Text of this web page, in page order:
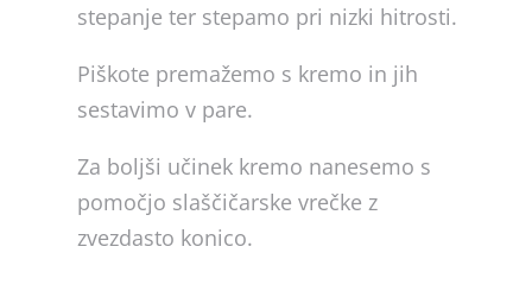
stepanje ter stepamo pri nizki hitrosti.
Piškote premažemo s kremo in jih
sestavimo v pare.
Za boljši učinek kremo nanesemo s
pomočjo slaščičarske vrečke z
zvezdasto konico.